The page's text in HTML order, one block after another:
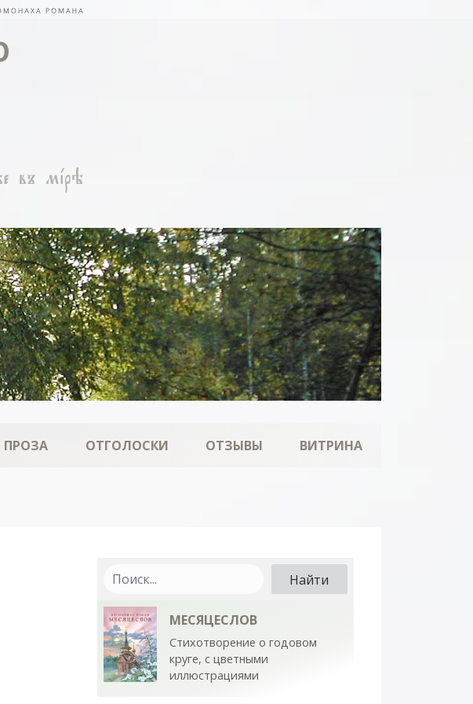
ПРОЗА ОТГОЛОСКИ ОТЗЫВЫ ВИТРИНА
МЕСЯЦЕСЛОВ
Стихотворение о годовом
круге, с цветными
иллюстрациями